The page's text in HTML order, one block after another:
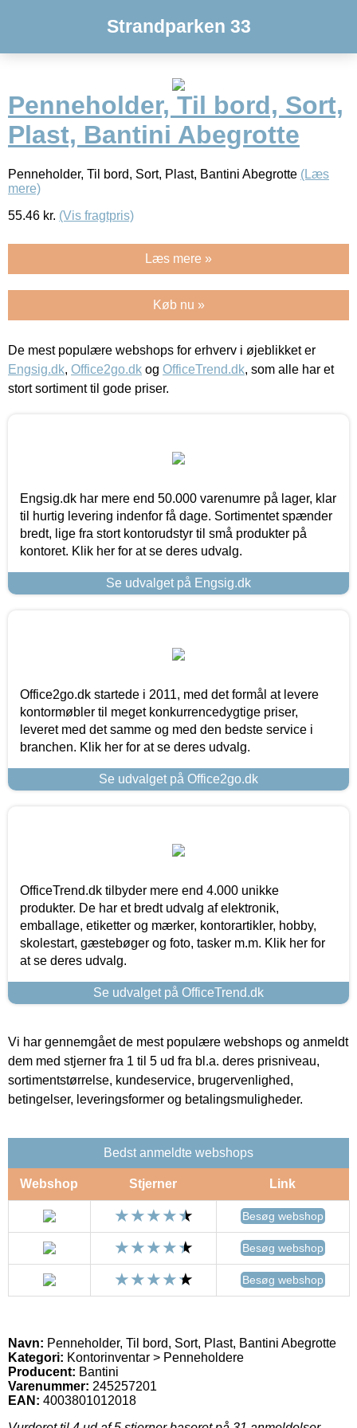
Strandparken 33
Penneholder, Til bord, Sort,
Plast, Bantini Abegrotte
Penneholder, Til bord, Sort, Plast, Bantini Abegrotte (Læs
mere)
55.46 kr. (Vis fragtpris)
Læs mere »
Køb nu »
De mest populære webshops for erhverv i øjeblikket er
Engsig.dk, Office2go.dk og OfficeTrend.dk, som alle har et
stort sortiment til gode priser.
Engsig.dk har mere end 50.000 varenumre på lager, klar
til hurtig levering indenfor få dage. Sortimentet spænder
bredt, lige fra stort kontorudstyr til små produkter på
kontoret. Klik her for at se deres udvalg.
Se udvalget på Engsig.dk
Office2go.dk startede i 2011, med det formål at levere
kontormøbler til meget konkurrencedygtige priser,
leveret med det samme og med den bedste service i
branchen. Klik her for at se deres udvalg.
Se udvalget på Office2go.dk
OfficeTrend.dk tilbyder mere end 4.000 unikke
produkter. De har et bredt udvalg af elektronik,
emballage, etiketter og mærker, kontorartikler, hobby,
skolestart, gæstebøger og foto, tasker m.m. Klik her for
at se deres udvalg.
Se udvalget på OfficeTrend.dk
Vi har gennemgået de mest populære webshops og anmeldt
dem med stjerner fra 1 til 5 ud fra bl.a. deres prisniveau,
sortimentstørrelse, kundeservice, brugervenlighed,
betingelser, leveringsformer og betalingsmuligheder.
Bedst anmeldte webshops
Webshop Stjerner Link
Besøg webshop
Besøg webshop
Besøg webshop
Navn: Penneholder, Til bord, Sort, Plast, Bantini Abegrotte
Kategori: Kontorinventar > Penneholdere
Producent: Bantini
Varenummer: 245257201
EAN: 4003801012018